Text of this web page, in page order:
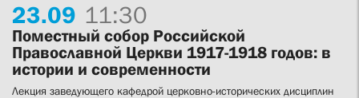
23.09 11:30
Поместный собор Российской
Православной Церкви 1917-1918 годов: в
истории и современности
Лекция заведующего кафедрой церковно-исторических дисциплин